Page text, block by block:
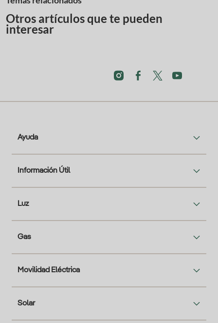
Otros artículos que te pueden
interesar
Ayuda
Información Útil
Luz
Gas
Movilidad Eléctrica
Solar